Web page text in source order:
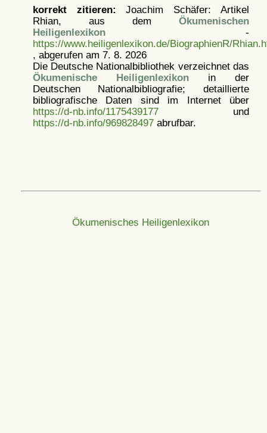
korrekt zitieren: Joachim Schäfer: Artikel
Rhian, aus dem Ökumenischen
Heiligenlexikon-
https://www.heiligenlexikon.de/BiographienR/
, abgerufen am 7. 8. 2026
Die Deutsche Nationalbibliothek verzeichnet das
Ökumenische Heiligenlexikonin der
Deutschen Nationalbibliografie; detaillierte
bibliografische Daten sind im Internet über
https://d-nb.info/1175439177und
https://d-nb.info/969828497abrufbar.
Ökumenisches Heiligenlexikon